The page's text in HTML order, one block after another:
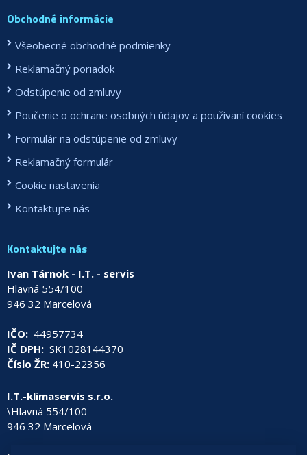
Obchodné informácie
Všeobecné obchodné podmienky
Reklamačný poriadok
Odstúpenie od zmluvy
Poučenie o ochrane osobných údajov a používaní cookies
Formulár na odstúpenie od zmluvy
Reklamačný formulár
Cookie nastavenia
Kontaktujte nás
Kontaktujte nás
Ivan Tárnok - I.T. - servis
Hlavná 554/100
946 32 Marcelová
IČO: 44957734
IČ DPH: SK1028144370
Číslo ŽR: 410-22356
I.T.-klimaservis s.r.o.
\Hlavná 554/100
946 32 Marcelová